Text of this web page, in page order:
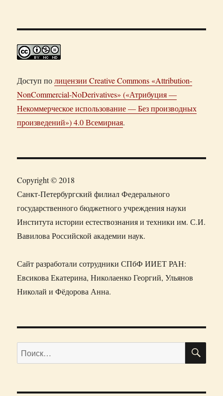
Доступ полицензии Creative Commons «Attribution-
NonCommercial-NoDerivatives» («Атрибуция —
Некоммерческое использование — Без производных
произведений») 4.0 Всемирная.
Copyright © 2018
Санкт-Петербургский филиал Федерального
государственного бюджетного учреждения науки
Института истории естествознания и техники им. С.И.
Вавилова Российской академии наук.
Сайт разработали сотрудники СПбФ ИИЕТ РАН:
Евсикова Екатерина, Николаенко Георгий, Ульянов
Николай и Фёдорова Анна.
Искать: